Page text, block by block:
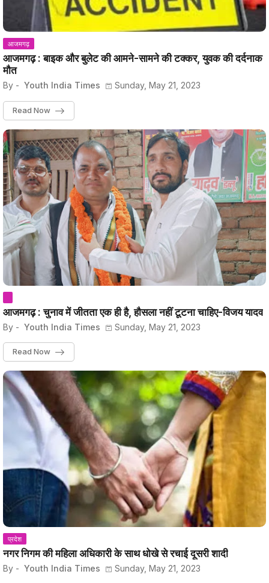
आजमगढ़
आजमगढ़ : बाइक और बुलेट की आमने-सामने की टक्कर, युवक की दर्दनाक
मौत
By - Youth India Times Sunday, May 21, 2023
Read Now
आजमगढ़ : चुनाव में जीतता एक ही है, हौसला नहीं टूटना चाहिए-विजय यादव
By - Youth India Times Sunday, May 21, 2023
Read Now
प्रदेश
नगर निगम की महिला अधिकारी के साथ धोखे से रचाई दूसरी शादी
By - Youth India Times Sunday, May 21, 2023